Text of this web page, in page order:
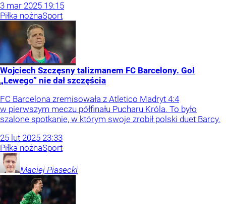
3 mar 2025 19:15
Piłka nożnaSport
Wojciech Szczęsny talizmanem FC Barcelony. Gol
„Lewego” nie dał szczęścia
FC Barcelona zremisowała z Atletico Madryt 4:4
w pierwszym meczu półfinału Pucharu Króla. To było
szalone spotkanie, w którym swoje zrobił polski duet Barcy.
25 lut 2025 23:33
Piłka nożnaSport
Maciej Piasecki